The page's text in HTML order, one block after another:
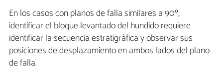
En los casos con planos de falla similares a 90º,
identificar el bloque levantado del hundido requiere
identificar la secuencia estratigráfica y observar sus
posiciones de desplazamiento en ambos lados del plano
de falla.